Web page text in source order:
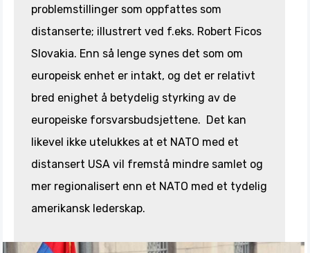
problemstillinger som oppfattes som
distanserte; illustrert ved f.eks. Robert Ficos
Slovakia. Enn så lenge synes det som om
europeisk enhet er intakt, og det er relativt
bred enighet å betydelig styrking av de
europeiske forsvarsbudsjettene. Det kan
likevel ikke utelukkes at et NATO med et
distansert USA vil fremstå mindre samlet og
mer regionalisert enn et NATO med et tydelig
amerikansk lederskap.